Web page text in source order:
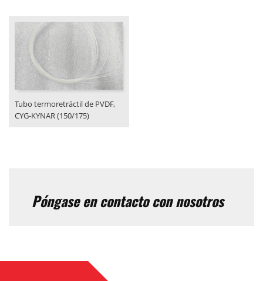
Tubo termoretráctil de PVDF,
CYG-KYNAR (150/175)
Póngase en contacto con nosotros